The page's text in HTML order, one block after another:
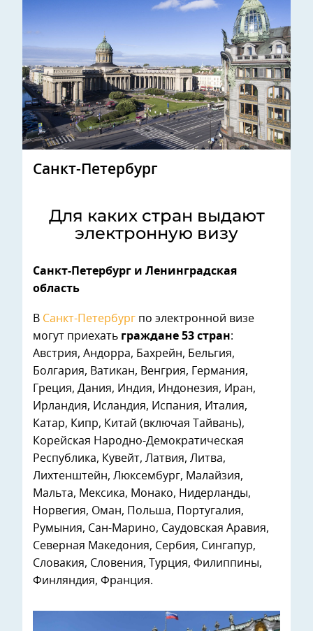
Санкт-Петербург
Для каких стран выдают
электронную визу
Санкт-Петербург и Ленинградская
область
В Санкт-Петербург по электронной визе
могут приехать граждане 53 стран:
Австрия, Андорра, Бахрейн, Бельгия,
Болгария, Ватикан, Венгрия, Германия,
Греция, Дания, Индия, Индонезия, Иран,
Ирландия, Исландия, Испания, Италия,
Катар, Кипр, Китай (включая Тайвань),
Корейская Народно-Демократическая
Республика, Кувейт, Латвия, Литва,
Лихтенштейн, Люксембург, Малайзия,
Мальта, Мексика, Монако, Нидерланды,
Норвегия, Оман, Польша, Португалия,
Румыния, Сан-Марино, Саудовская Аравия,
Северная Македония, Сербия, Сингапур,
Словакия, Словения, Турция, Филиппины,
Финляндия, Франция.